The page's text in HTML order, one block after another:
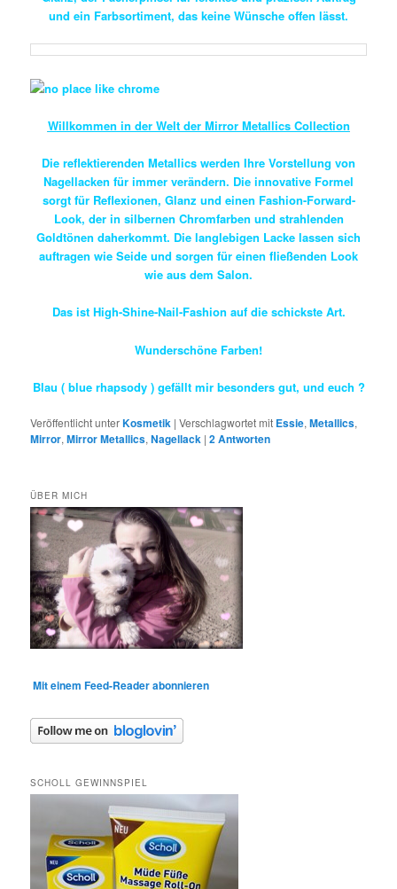
und ein Farbsortiment, das keine Wünsche offen lässt.
Willkommen in der Welt der Mirror Metallics Collection
Die reflektierenden Metallics werden Ihre Vorstellung von
Nagellacken für immer verändern. Die innovative Formel
sorgt für Reflexionen, Glanz und einen Fashion-Forward-
Look, der in silbernen Chromfarben und strahlenden
Goldtönen daherkommt. Die langlebigen Lacke lassen sich
auftragen wie Seide und sorgen für einen fließenden Look
wie aus dem Salon.
Das ist High-Shine-Nail-Fashion auf die schickste Art.
Wunderschöne Farben!
Blau ( blue rhapsody ) gefällt mir besonders gut, und euch ?
Veröffentlicht unterKosmetik |Verschlagwortet mit Essie,Metallics,
Mirror,Mirror Metallics,Nagellack |2Antworten
ÜBER MICH
Mit einem Feed-Reader abonnieren
SCHOLL GEWINNSPIEL